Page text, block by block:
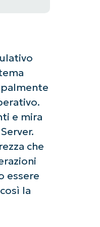
e mira
che
essere
la